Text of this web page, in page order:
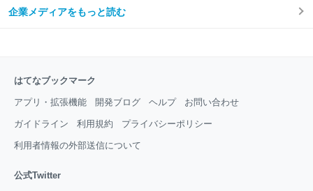
企業メディアをもっと読む
はてなブックマーク
アプリ・拡張機能 開発ブログ ヘルプ お問い合わせ
ガイドライン 利用規約 プライバシーポリシー
利用者情報の外部送信について
公式Twitter